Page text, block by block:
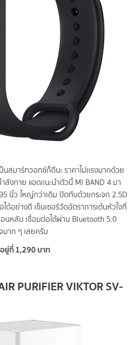
สมาร์ทวอทช์ก็ดีนะ ราคาไม่เเรงมากด้วย
ลังกาย แอดเเนะนำตัวนี้ MI BAND 4 มา
นิ้ว ใหญ่กว่าเดิม ปิดทับด้วยกระจก 2.5D
ด้อย่างดี เซ็นเซอร์วัดอัตราการเต้นหัวใจที่
หลับ เชื่อมต่อได้ผ่าน Bluetooth 5.0
าก ๆ เลยครับ
อยู่ที่ 1,290 บาท
PURIFIER VIKTOR SV-